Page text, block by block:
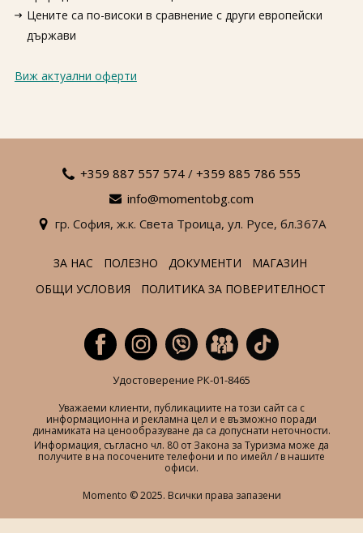
Цените са по-високи в сравнение с други европейски
държави
Виж актуални оферти
+359 887 557 574 / +359 885 786 555
info@momentobg.com
гр. София, ж.к. Света Троица, ул. Русе, бл.367А
ЗА НАС ПОЛЕЗНО ДОКУМЕНТИ
МАГАЗИН
ОБЩИ УСЛОВИЯ
ПОЛИТИКА ЗА ПОВЕРИТЕЛНОСТ
Удостоверение РК-01-8465
Уважаеми клиенти, публикациите на този сайт са с
информационна и рекламна цел и е възможно поради
динамиката на ценообразуване да са допуснати неточности.
Информация, съгласно чл. 80 от Закона за Туризма може да
получите в на посочените телефони и по имейл / в нашите
офиси.
Momento © 2025. Всички права запазени